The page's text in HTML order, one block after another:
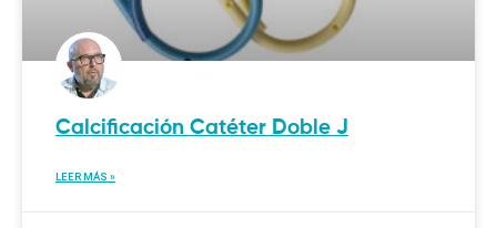
Calcificación Catéter Doble J
LEER MÁS »